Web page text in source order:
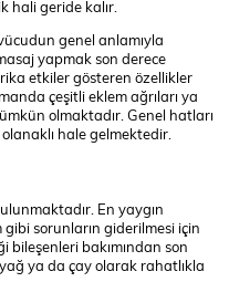
hali geride kalır.
genel anlamıyla
yapmak son derece
etkiler gösteren özellikler
çeşitli eklem ağrıları ya
olmaktadır. Genel hatları
hale gelmektedir.
En yaygın
sorunların giderilmesi için
bileşenleri bakımından son
ya da çay olarak rahatlıkla